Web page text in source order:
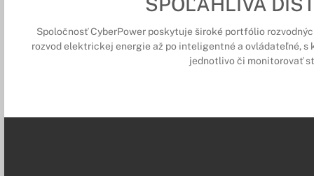
Spoločnosť CyberPower poskytuje široké portfólio
rozvod elektrickej energie až po inteligentné a ovládateľné,
jednotlivo či monitorovať